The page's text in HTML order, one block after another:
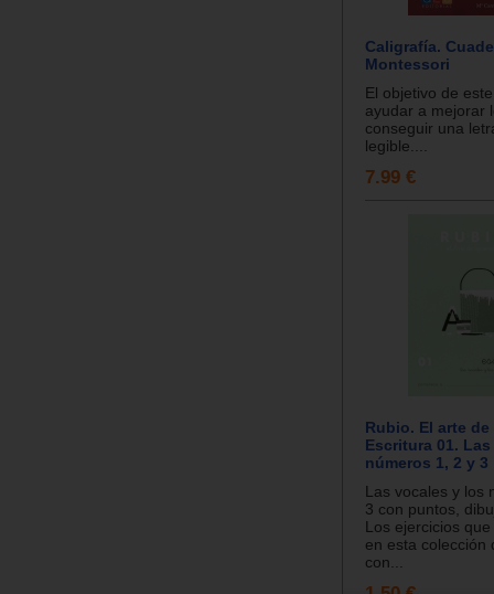
Caligrafía.
Montessori
El objetivo de
ayudar a mejorar
conseguir una
legible....
7.99 €
Rubio. El arte de
Escritura 01.
números 1, 2 y 3
Las vocales y los
3 con puntos,
Los ejercicios
en esta colección
con...